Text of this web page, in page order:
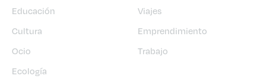
Educación
Cultura
Ocio
Ecología
Viajes
Emprendimiento
Trabajo